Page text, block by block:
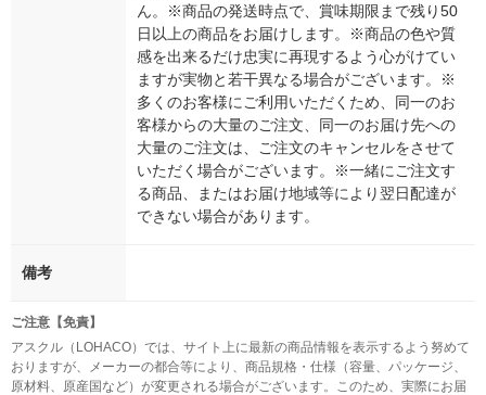
ん。※商品の発送時点で、賞味期限まで残り50
日以上の商品をお届けします。※商品の色や質
感を出来るだけ忠実に再現するよう心がけてい
ますが実物と若干異なる場合がございます。※
多くのお客様にご利用いただくため、同一のお
客様からの大量のご注文、同一のお届け先への
大量のご注文は、ご注文のキャンセルをさせて
いただく場合がございます。※一緒にご注文す
る商品、またはお届け地域等により翌日配達が
できない場合があります。
備考
ご注意【免責】
アスクル（LOHACO）では、サイト上に最新の商品情報を表示するよう努めて
おりますが、メーカーの都合等により、商品規格・仕様（容量、パッケージ、
原材料、原産国など）が変更される場合がございます。このため、実際にお届